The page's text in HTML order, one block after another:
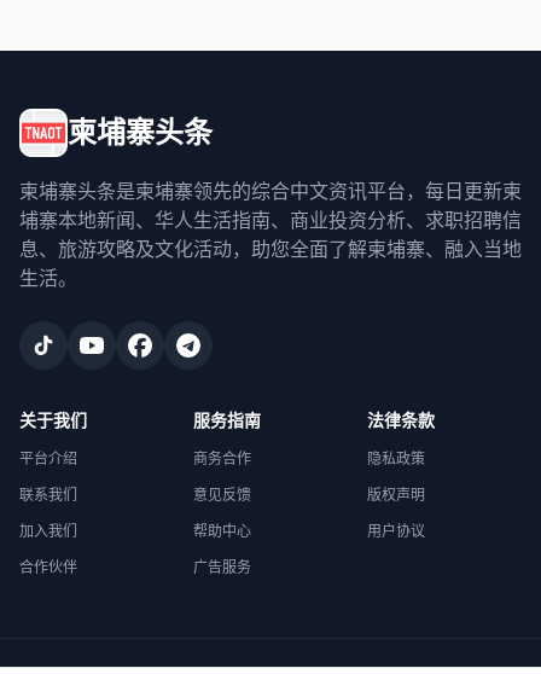
柬埔寨头条
柬埔寨头条是柬埔寨领先的综合中文资讯平台，每日更新柬
埔寨本地新闻、华人生活指南、商业投资分析、求职招聘信
息、旅游攻略及文化活动，助您全面了解柬埔寨、融入当地
生活。
关于我们
平台介绍
联系我们
加入我们
合作伙伴
服务指南
商务合作
意见反馈
帮助中心
广告服务
法律条款
隐私政策
版权声明
用户协议